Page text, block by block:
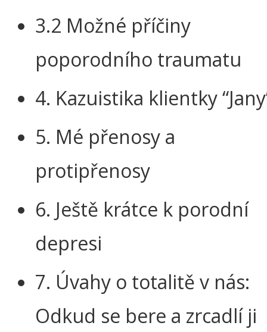
3.2 Možné příčiny
poporodního traumatu
4. Kazuistika klientky
5. Mé přenosy a
protipřenosy
6. Ještě krátce k porodní
depresi
7. Úvahy o totalitě v nás:
Odkud se bere a zrcadlí ji